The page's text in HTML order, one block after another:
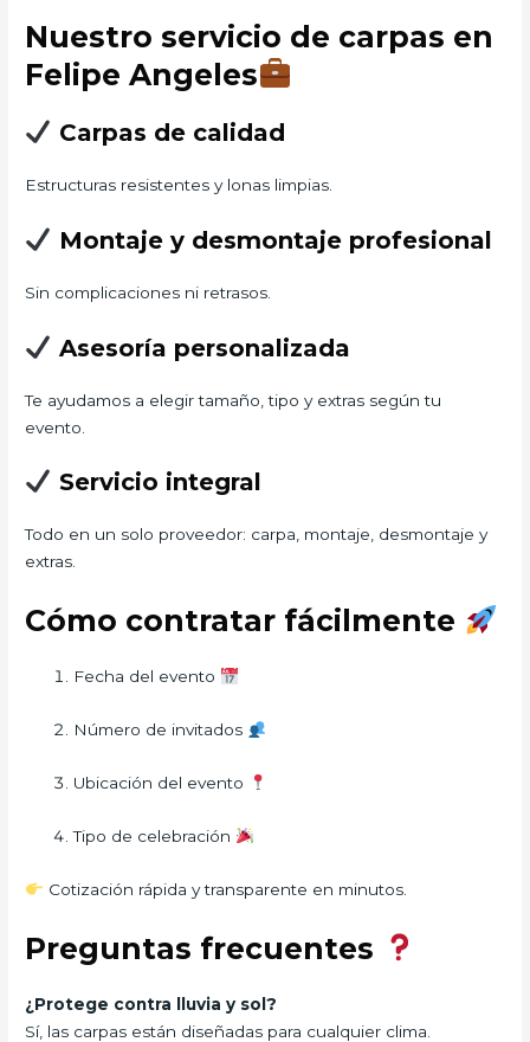
Nuestro servicio de carpas en
Felipe Angeles
Carpas de calidad
Estructuras resistentes y lonas limpias.
Montaje y desmontaje profesional
Sin complicaciones ni retrasos.
Asesoría personalizada
Te ayudamos a elegir tamaño, tipo y extras según tu
evento.
Servicio integral
Todo en un solo proveedor: carpa, montaje, desmontaje y
extras.
Cómo contratar fácilmente
Fecha del evento
Número de invitados
Ubicación del evento
Tipo de celebración
Cotización rápida y transparente en minutos.
Preguntas frecuentes
¿Protege contra lluvia y sol?
Sí, las carpas están diseñadas para cualquier clima.